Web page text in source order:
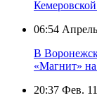
06:54
В
«Магнит»
20:37 Фев.